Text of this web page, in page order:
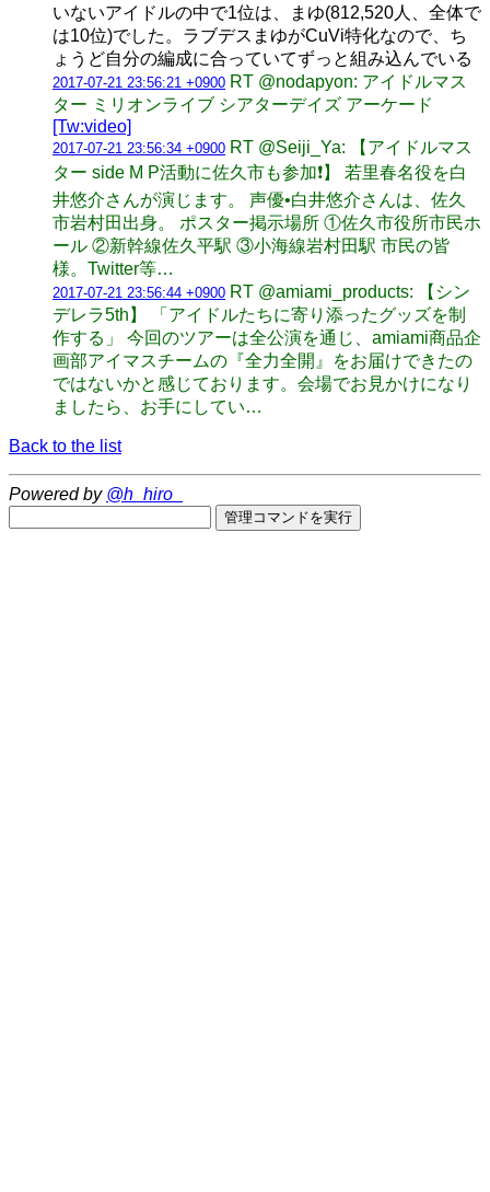
いないアイドルの中で1位は、まゆ(812,520人、全体で
は10位)でした。ラブデスまゆがCuVi特化なので、ち
ょうど自分の編成に合っていてずっと組み込んでいる
2017-07-21 23:56:21 +0900 RT @nodapyon: アイドルマス
ター ミリオンライブ シアターデイズ アーケード
[Tw:video]
2017-07-21 23:56:34 +0900 RT @Seiji_Ya: 【アイドルマス
ター side M P活動に佐久市も参加❗】 若里春名役を白
井悠介さんが演じます。 声優•白井悠介さんは、佐久
市岩村田出身。 ポスター掲示場所 ①佐久市役所市民ホ
ール ②新幹線佐久平駅 ③小海線岩村田駅 市民の皆
様。Twitter等…
2017-07-21 23:56:44 +0900 RT @amiami_products: 【シン
デレラ5th】 「アイドルたちに寄り添ったグッズを制
作する」 今回のツアーは全公演を通じ、amiami商品企
画部アイマスチームの『全力全開』をお届けできたの
ではないかと感じております。会場でお見かけになり
ましたら、お手にしてい…
Back to the list
Powered by @h_hiro_